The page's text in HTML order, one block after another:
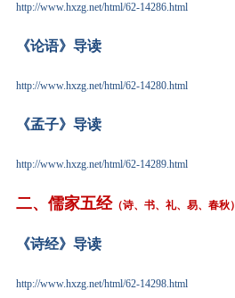
http://www.hxzg.net/html/62-14286.html
《论语》导读
http://www.hxzg.net/html/62-14280.html
《孟子》导读
http://www.hxzg.net/html/62-14289.html
二、儒家五经（诗、书、礼、易、春秋）
《诗经》导读
http://www.hxzg.net/html/62-14298.html